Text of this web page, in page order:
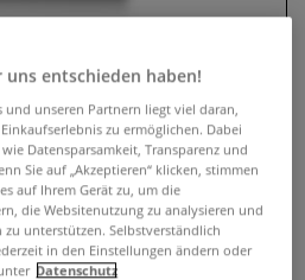
Drawing
uns entschieden haben!
und unseren Partnern liegt viel daran,
zu ermöglichen. Dabei
Datensparsamkeit, Transparenz und
Sie auf „Akzeptieren“ klicken, stimmen
auf Ihrem Gerät zu, um die
die Websitenutzung zu analysieren und
unterstützen. Selbstverständlich
in den Einstellungen ändern oder
Datenschutz